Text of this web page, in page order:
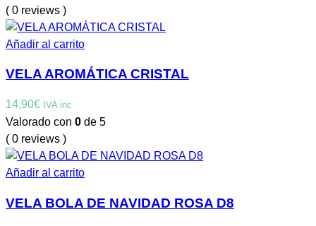
( 0 reviews )
Añadir al carrito
VELA AROMÁTICA CRISTAL
14,90€ IVA inc
Valorado con 0 de 5
( 0 reviews )
Añadir al carrito
VELA BOLA DE NAVIDAD ROSA D8